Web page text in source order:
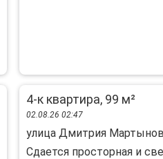
4-к квартира, 99 м²
02.08.26 02:47
улица Дмитрия
Сдается просторная и